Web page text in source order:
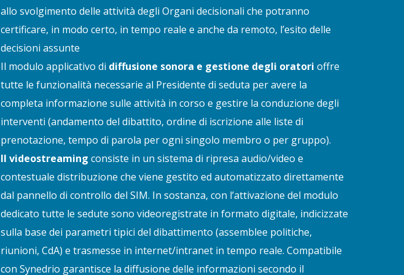
allo svolgimento delle attività degli Organi decisionali che potranno
certificare, in modo certo, in tempo reale e anche da remoto, l’esito delle
decisioni assunte
Il modulo applicativo di diffusione sonora e gestione degli oratori offre
tutte le funzionalità necessarie al Presidente di seduta per avere la
completa informazione sulle attività in corso e gestire la conduzione degli
interventi (andamento del dibattito, ordine di iscrizione alle liste di
prenotazione, tempo di parola per ogni singolo membro o per gruppo).
Il videostreaming consiste in un sistema di ripresa audio/video e
contestuale distribuzione che viene gestito ed automatizzato direttamente
dal pannello di controllo del SIM. In sostanza, con l’attivazione del modulo
dedicato tutte le sedute sono videoregistrate in formato digitale, indicizzate
sulla base dei parametri tipici del dibattimento (assemblee politiche,
riunioni, CdA) e trasmesse in internet/intranet in tempo reale. Compatibile
con Synedrio garantisce la diffusione delle informazioni secondo il